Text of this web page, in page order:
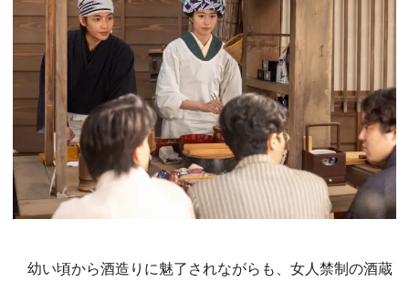
幼い頃から酒造りに魅了されながらも、女人禁制の酒蔵